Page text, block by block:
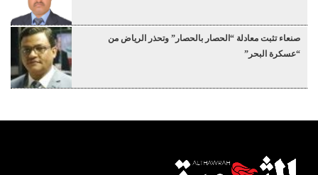
صنعاء تثبت معادلة “الحصار بالحصار” وتحذر الرياض من
“عسكرة البحر”